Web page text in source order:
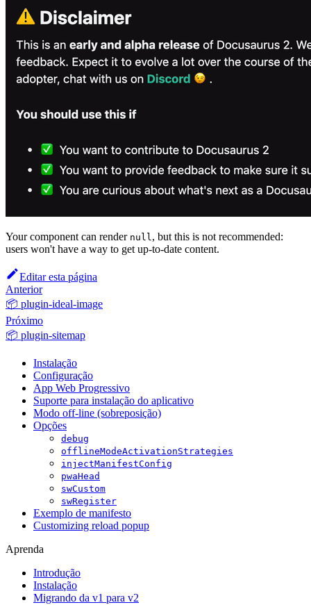
Your component can render null, but this is not recommended:
users won't have a way to get up-to-date content.
Editar esta página
Anterior
📦 plugin-ideal-image
Próximo
📦 plugin-sitemap
Instalação
Configuração
App Web Progressivo
Suporte para instalação do aplicativo
Modo off-line (sobreposição)
Opções
debug
offlineModeActivationStrategies
injectManifestConfig
pwaHead
swCustom
swRegister
Exemplo de manifesto
Customizing reload popup
Aprenda
Introdução
Instalação
Migrando da v1 para v2